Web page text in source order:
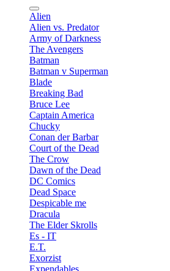
Alien
Alien vs. Predator
Army of Darkness
The Avengers
Batman
Batman v Superman
Blade
Breaking Bad
Bruce Lee
Captain America
Chucky
Conan der Barbar
Court of the Dead
The Crow
Dawn of the Dead
DC Comics
Dead Space
Despicable me
Dracula
The Elder Skrolls
Es - IT
E.T.
Exorzist
Expendables